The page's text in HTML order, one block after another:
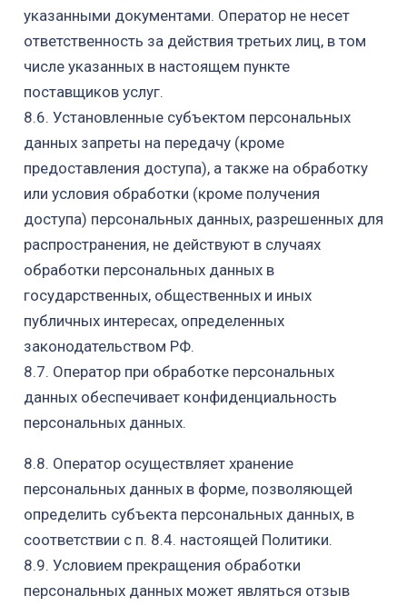
указанными документами. Оператор не несет
ответственность за действия третьих лиц, в том
числе указанных в настоящем пункте
поставщиков услуг.
8.6. Установленные субъектом персональных
данных запреты на передачу (кроме
предоставления доступа), а также на обработку
или условия обработки (кроме получения
доступа) персональных данных, разрешенных для
распространения, не действуют в случаях
обработки персональных данных в
государственных, общественных и иных
публичных интересах, определенных
законодательством РФ.
8.7. Оператор при обработке персональных
данных обеспечивает конфиденциальность
персональных данных.
8.8. Оператор осуществляет хранение
персональных данных в форме, позволяющей
определить субъекта персональных данных, в
соответствии с п. 8.4. настоящей Политики.
8.9. Условием прекращения обработки
персональных данных может являться отзыв